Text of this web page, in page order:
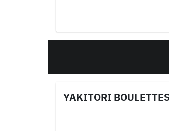
YAKITORI